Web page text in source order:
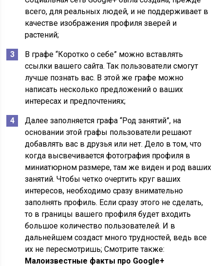
всего, для реальных людей, и не поддерживает в
качестве изображения профиля зверей и
растений;
В графе “Коротко о себе” можно вставлять
ссылки вашего сайта. Так пользователи смогут
лучше познать вас. В этой же графе можно
написать несколько предложений о ваших
интересах и предпочтениях;
Далее заполняется графа “Род занятий”, на
основании этой графы пользователи решают
добавлять вас в друзья или нет. Дело в том, что
когда высвечивается фотография профиля в
миниатюрном размере, там же виден и род ваших
занятий. Чтобы четко очертить круг ваших
интересов, необходимо сразу внимательно
заполнять профиль. Если сразу этого не сделать,
то в границы вашего профиля будет входить
большое количество пользователей. И в
дальнейшем создаст много трудностей, ведь все
их не пересмотришь; Смотрите также:
Малоизвестные факты про Google+